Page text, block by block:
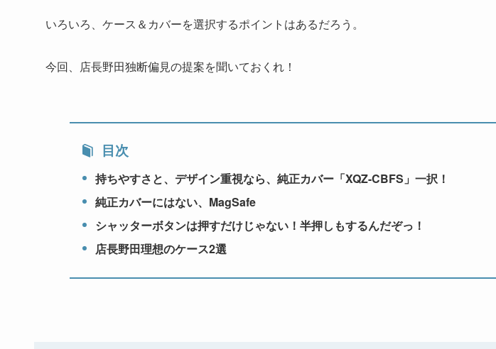
いろいろ、ケース＆カバーを選択するポイントはあるだろう。
今回、店長野田独断偏見の提案を聞いておくれ！
目次
持ちやすさと、デザイン重視なら、純正カバー「XQZ-CBFS」一択！
純正カバーにはない、MagSafe
シャッターボタンは押すだけじゃない！半押しもするんだぞっ！
店長野田理想のケース2選